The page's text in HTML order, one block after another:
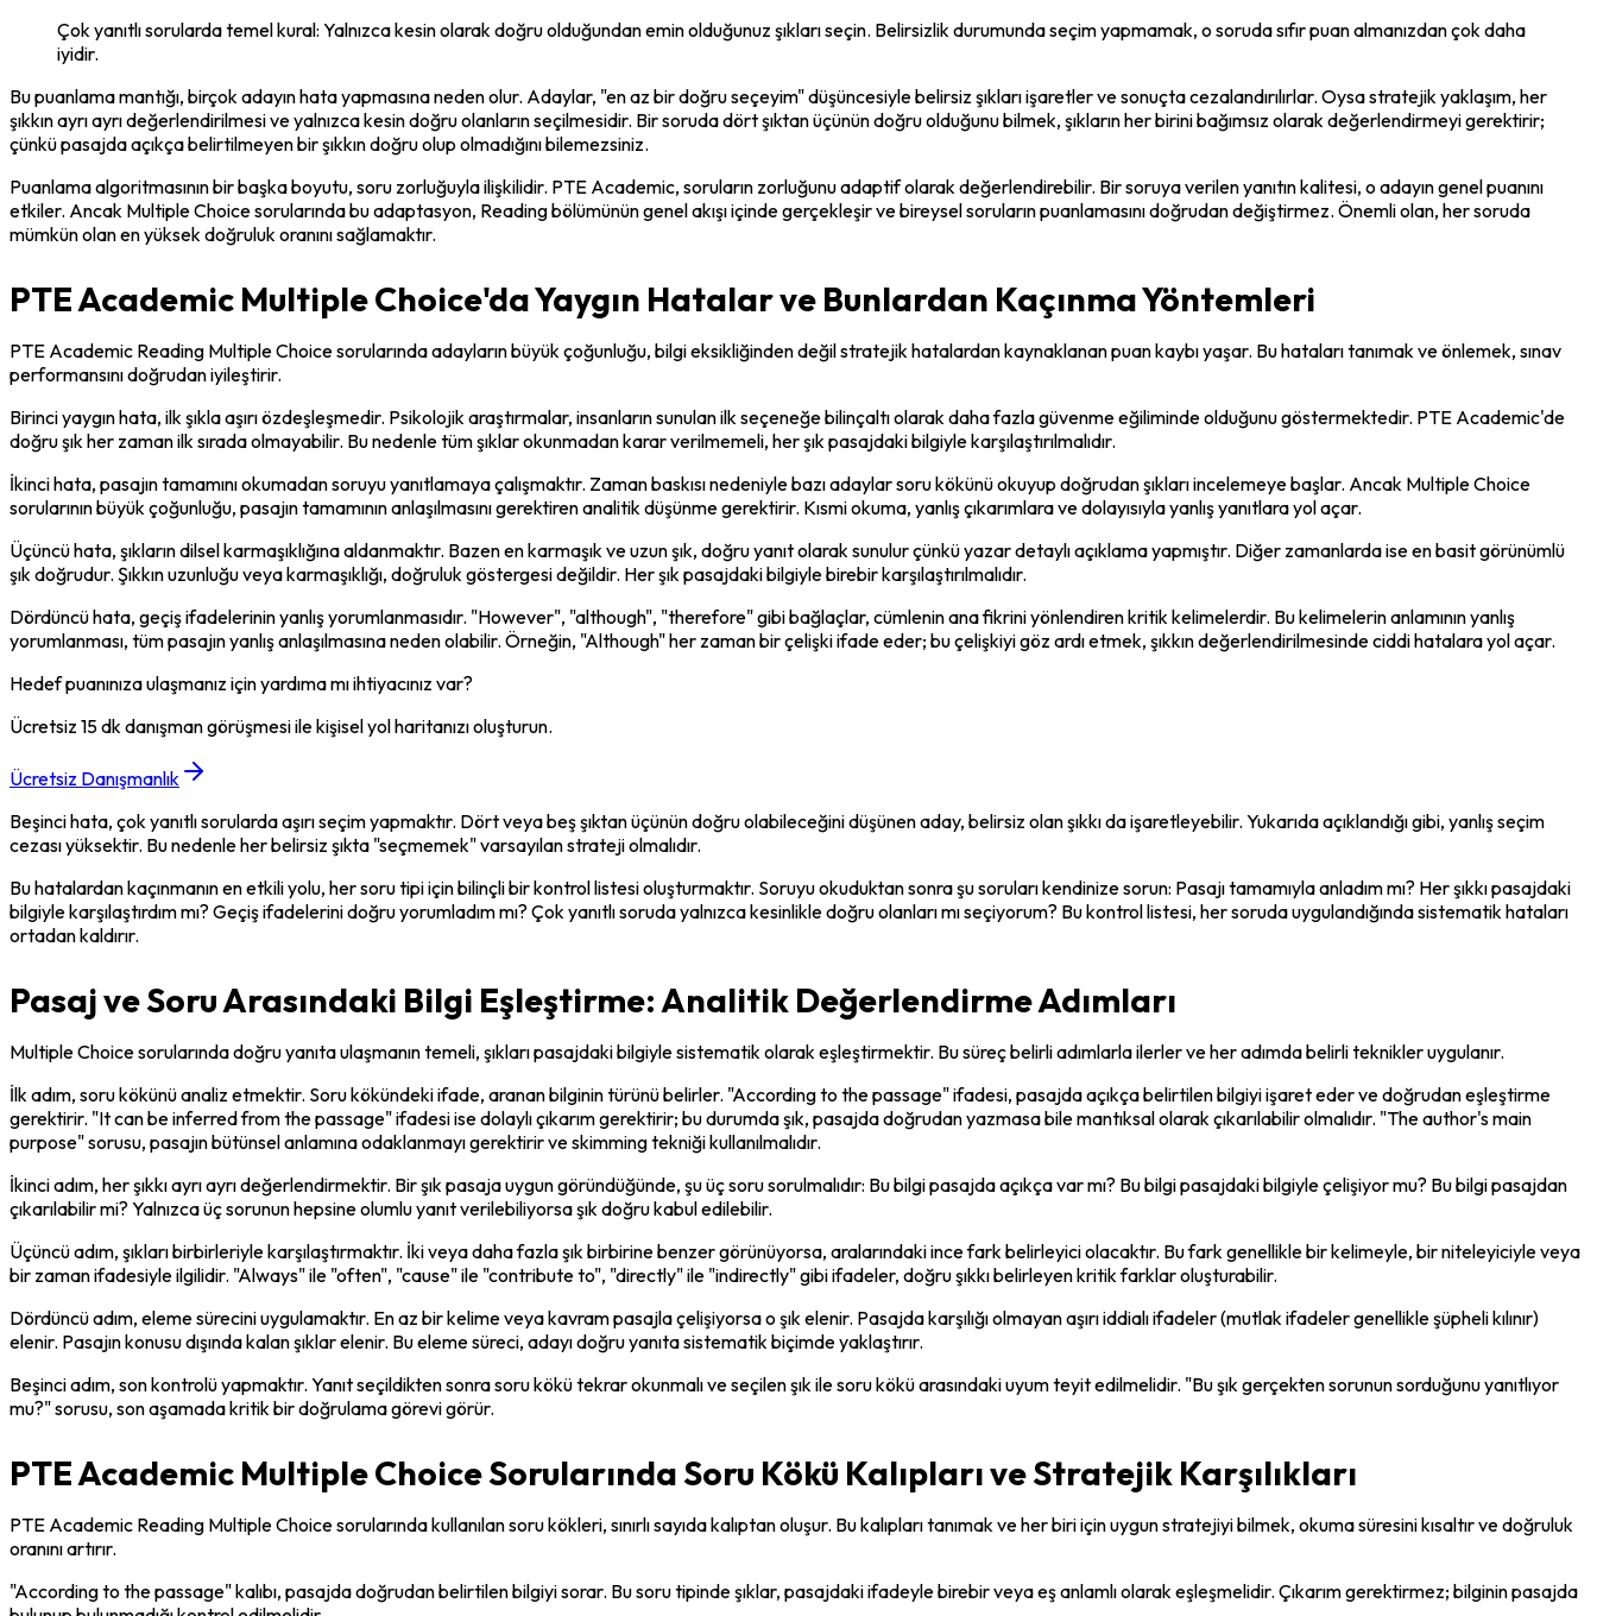
Çok yanıtlı sorularda temel kural: Yalnızca kesin olarak doğru olduğundan emin olduğunuz şıkları seçin. Belirsizlik durumunda seçim yapmamak, o soruda sıfır puan almanızdan çok daha
iyidir.
Bu puanlama mantığı, birçok adayın hata yapmasına neden olur. Adaylar, "en az bir doğru seçeyim" düşüncesiyle belirsiz şıkları işaretler ve sonuçta cezalandırılırlar. Oysa stratejik yaklaşım, her
şıkkın ayrı ayrı değerlendirilmesi ve yalnızca kesin doğru olanların seçilmesidir. Bir soruda dört şıktan üçünün doğru olduğunu bilmek, şıkların her birini bağımsız olarak değerlendirmeyi gerektirir;
çünkü pasajda açıkça belirtilmeyen bir şıkkın doğru olup olmadığını bilemezsiniz.
Puanlama algoritmasının bir başka boyutu, soru zorluğuyla ilişkilidir. PTE Academic, soruların zorluğunu adaptif olarak değerlendirebilir. Bir soruya verilen yanıtın kalitesi, o adayın genel puanını
etkiler. Ancak Multiple Choice sorularında bu adaptasyon, Reading bölümünün genel akışı içinde gerçekleşir ve bireysel soruların puanlamasını doğrudan değiştirmez. Önemli olan, her soruda
mümkün olan en yüksek doğruluk oranını sağlamaktır.
PTE Academic Multiple Choice'da Yaygın Hatalar ve Bunlardan Kaçınma Yöntemleri
PTE Academic Reading Multiple Choice sorularında adayların büyük çoğunluğu, bilgi eksikliğinden değil stratejik hatalardan kaynaklanan puan kaybı yaşar. Bu hataları tanımak ve önlemek, sınav
performansını doğrudan iyileştirir.
Birinci yaygın hata, ilk şıkla aşırı özdeşleşmedir. Psikolojik araştırmalar, insanların sunulan ilk seçeneğe bilinçaltı olarak daha fazla güvenme eğiliminde olduğunu göstermektedir. PTE Academic'de
doğru şık her zaman ilk sırada olmayabilir. Bu nedenle tüm şıklar okunmadan karar verilmemeli, her şık pasajdaki bilgiyle karşılaştırılmalıdır.
İkinci hata, pasajın tamamını okumadan soruyu yanıtlamaya çalışmaktır. Zaman baskısı nedeniyle bazı adaylar soru kökünü okuyup doğrudan şıkları incelemeye başlar. Ancak Multiple Choice
sorularının büyük çoğunluğu, pasajın tamamının anlaşılmasını gerektiren analitik düşünme gerektirir. Kısmi okuma, yanlış çıkarımlara ve dolayısıyla yanlış yanıtlara yol açar.
Üçüncü hata, şıkların dilsel karmaşıklığına aldanmaktır. Bazen en karmaşık ve uzun şık, doğru yanıt olarak sunulur çünkü yazar detaylı açıklama yapmıştır. Diğer zamanlarda ise en basit görünümlü
şık doğrudur. Şıkkın uzunluğu veya karmaşıklığı, doğruluk göstergesi değildir. Her şık pasajdaki bilgiyle birebir karşılaştırılmalıdır.
Dördüncü hata, geçiş ifadelerinin yanlış yorumlanmasıdır. "However", "although", "therefore" gibi bağlaçlar, cümlenin ana fikrini yönlendiren kritik kelimelerdir. Bu kelimelerin anlamının yanlış
yorumlanması, tüm pasajın yanlış anlaşılmasına neden olabilir. Örneğin, "Although" her zaman bir çelişki ifade eder; bu çelişkiyi göz ardı etmek, şıkkın değerlendirilmesinde ciddi hatalara yol açar.
Hedef puanınıza ulaşmanız için yardıma mı ihtiyacınız var?
Ücretsiz 15 dk danışman görüşmesi ile kişisel yol haritanızı oluşturun.
Ücretsiz Danışmanlık
Beşinci hata, çok yanıtlı sorularda aşırı seçim yapmaktır. Dört veya beş şıktan üçünün doğru olabileceğini düşünen aday, belirsiz olan şıkkı da işaretleyebilir. Yukarıda açıklandığı gibi, yanlış seçim
cezası yüksektir. Bu nedenle her belirsiz şıkta "seçmemek" varsayılan strateji olmalıdır.
Bu hatalardan kaçınmanın en etkili yolu, her soru tipi için bilinçli bir kontrol listesi oluşturmaktır. Soruyu okuduktan sonra şu soruları kendinize sorun: Pasajı tamamıyla anladım mı? Her şıkkı pasajdaki
bilgiyle karşılaştırdım mı? Geçiş ifadelerini doğru yorumladım mı? Çok yanıtlı soruda yalnızca kesinlikle doğru olanları mı seçiyorum? Bu kontrol listesi, her soruda uygulandığında sistematik hataları
ortadan kaldırır.
Pasaj ve Soru Arasındaki Bilgi Eşleştirme: Analitik Değerlendirme Adımları
Multiple Choice sorularında doğru yanıta ulaşmanın temeli, şıkları pasajdaki bilgiyle sistematik olarak eşleştirmektir. Bu süreç belirli adımlarla ilerler ve her adımda belirli teknikler uygulanır.
İlk adım, soru kökünü analiz etmektir. Soru kökündeki ifade, aranan bilginin türünü belirler. "According to the passage" ifadesi, pasajda açıkça belirtilen bilgiyi işaret eder ve doğrudan eşleştirme
gerektirir. "It can be inferred from the passage" ifadesi ise dolaylı çıkarım gerektirir; bu durumda şık, pasajda doğrudan yazmasa bile mantıksal olarak çıkarılabilir olmalıdır. "The author's main
purpose" sorusu, pasajın bütünsel anlamına odaklanmayı gerektirir ve skimming tekniği kullanılmalıdır.
İkinci adım, her şıkkı ayrı ayrı değerlendirmektir. Bir şık pasaja uygun göründüğünde, şu üç soru sorulmalıdır: Bu bilgi pasajda açıkça var mı? Bu bilgi pasajdaki bilgiyle çelişiyor mu? Bu bilgi pasajdan
çıkarılabilir mi? Yalnızca üç sorunun hepsine olumlu yanıt verilebiliyorsa şık doğru kabul edilebilir.
Üçüncü adım, şıkları birbirleriyle karşılaştırmaktır. İki veya daha fazla şık birbirine benzer görünüyorsa, aralarındaki ince fark belirleyici olacaktır. Bu fark genellikle bir kelimeyle, bir niteleyiciyle veya
bir zaman ifadesiyle ilgilidir. "Always" ile "often", "cause" ile "contribute to", "directly" ile "indirectly" gibi ifadeler, doğru şıkkı belirleyen kritik farklar oluşturabilir.
Dördüncü adım, eleme sürecini uygulamaktır. En az bir kelime veya kavram pasajla çelişiyorsa o şık elenir. Pasajda karşılığı olmayan aşırı iddialı ifadeler (mutlak ifadeler genellikle şüpheli kılınır)
elenir. Pasajın konusu dışında kalan şıklar elenir. Bu eleme süreci, adayı doğru yanıta sistematik biçimde yaklaştırır.
Beşinci adım, son kontrolü yapmaktır. Yanıt seçildikten sonra soru kökü tekrar okunmalı ve seçilen şık ile soru kökü arasındaki uyum teyit edilmelidir. "Bu şık gerçekten sorunun sorduğunu yanıtlıyor
mu?" sorusu, son aşamada kritik bir doğrulama görevi görür.
PTE Academic Multiple Choice Sorularında Soru Kökü Kalıpları ve Stratejik Karşılıkları
PTE Academic Reading Multiple Choice sorularında kullanılan soru kökleri, sınırlı sayıda kalıptan oluşur. Bu kalıpları tanımak ve her biri için uygun stratejiyi bilmek, okuma süresini kısaltır ve doğruluk
oranını artırır.
"According to the passage" kalıbı, pasajda doğrudan belirtilen bilgiyi sorar. Bu soru tipinde şıklar, pasajdaki ifadeyle birebir veya eş anlamlı olarak eşleşmelidir. Çıkarım gerektirmez; bilginin pasajda